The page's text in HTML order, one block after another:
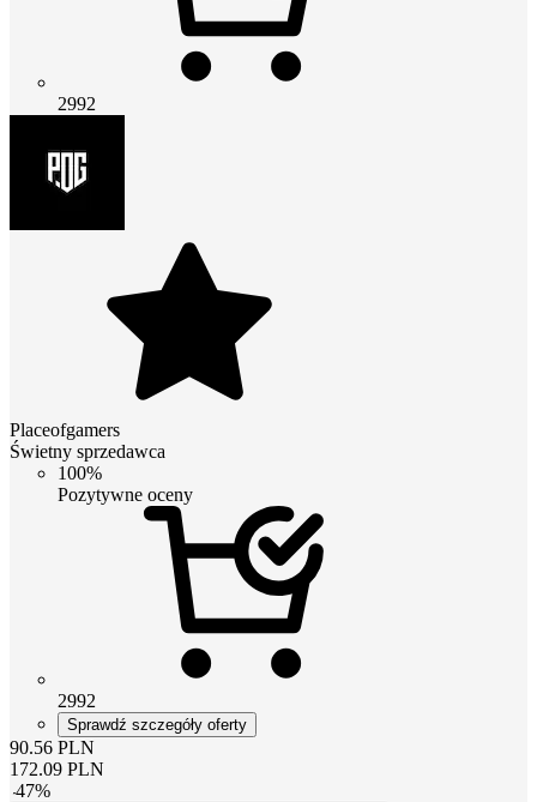
2992
Placeofgamers
Świetny sprzedawca
100%
Pozytywne oceny
2992
Sprawdź szczegóły oferty
90.56 PLN
172.09 PLN
-47%